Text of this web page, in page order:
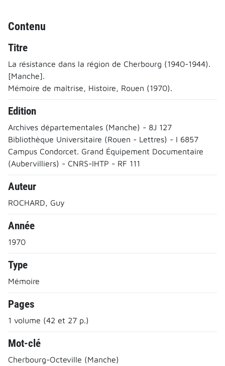
Contenu
Titre
La résistance dans la région de Cherbourg (1940-1944).
[Manche].
Mémoire de maîtrise, Histoire, Rouen (1970).
Edition
Archives départementales (Manche) - 8J 127
Bibliothèque Universitaire (Rouen - Lettres) - I 6857
Campus Condorcet. Grand Équipement Documentaire
(Aubervilliers) - CNRS-IHTP - RF 111
Auteur
ROCHARD, Guy
Année
1970
Type
Mémoire
Pages
1 volume (42 et 27 p.)
Mot-clé
Cherbourg-Octeville (Manche)